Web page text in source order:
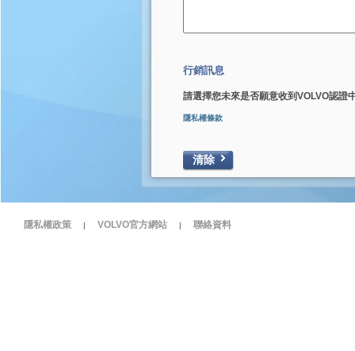
行銷訊息
請選擇您未來是否願意收到VOLVO認證
隱私權條款
清除
隱私權政策 | VOLVO官方網站 | 聯絡資料